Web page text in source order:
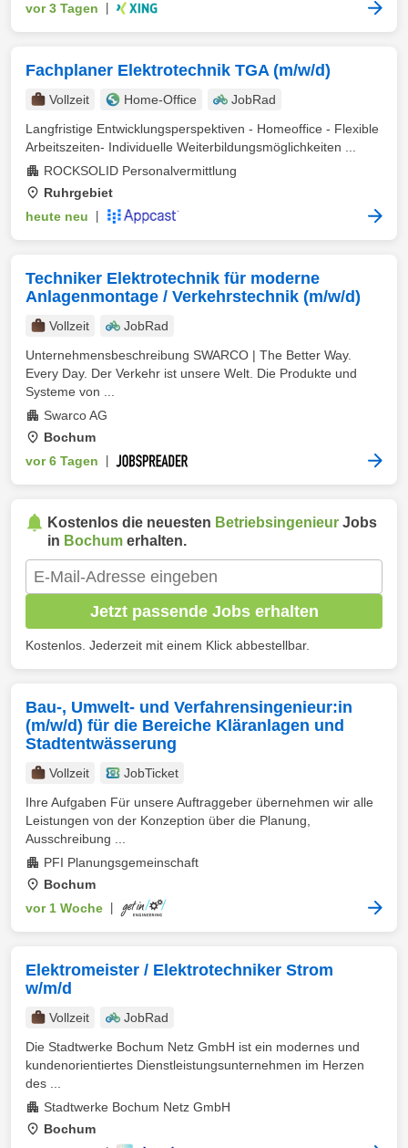
vor 3 Tagen
Fachplaner Elektrotechnik TGA (m/w/d)
Vollzeit Home-Office
JobRad
Langfristige Entwicklungsperspektiven - Homeoffice - Flexible
Arbeitszeiten- Individuelle Weiterbildungsmöglichkeiten ...
ROCKSOLID Personalvermittlung
Ruhrgebiet
heute neu
Techniker Elektrotechnik für moderne
Anlagenmontage / Verkehrstechnik (m/w/d)
Vollzeit
JobRad
Unternehmensbeschreibung SWARCO | The Better Way.
Every Day. Der Verkehr ist unsere Welt. Die Produkte und
Systeme von ...
Swarco AG
Bochum
vor 6 Tagen
Kostenlos die neuesten Betriebsingenieur Jobs
in Bochum erhalten.
Jetzt passende Jobs erhalten
Kostenlos. Jederzeit mit einem Klick abbestellbar.
Bau-, Umwelt- und Verfahrensingenieur:in
(m/w/d) für die Bereiche Kläranlagen und
Stadtentwässerung
Vollzeit
JobTicket
Ihre Aufgaben Für unsere Auftraggeber übernehmen wir alle
Leistungen von der Konzeption über die Planung,
Ausschreibung ...
PFI Planungsgemeinschaft
Bochum
vor 1 Woche
Elektromeister / Elektrotechniker Strom
w/m/d
Vollzeit
JobRad
Die Stadtwerke Bochum Netz GmbH ist ein modernes und
kundenorientiertes Dienstleistungsunternehmen im Herzen
des ...
Stadtwerke Bochum Netz GmbH
Bochum